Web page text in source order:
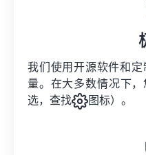
我们使用开源软件和
量。在大多数情况下
选，查找
图标）。